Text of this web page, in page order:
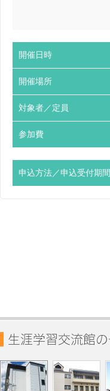
開催日時
開催場所
対象者／定員
参加費
申込方法／申込受付期間